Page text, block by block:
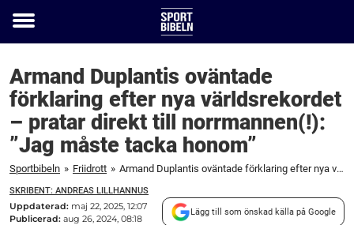
Toggle
Armand Duplantis oväntade
förklaring efter nya världsrekordet
– pratar direkt till norrmannen(!):
”Jag måste tacka honom”
Sportbibeln » Friidrott » Armand Duplantis oväntade förklaring efter nya världsrekordet – pratar direkt till norrmannen(!): ”Jag måste tacka honom”
SKRIBENT: ANDREAS LILLHANNUS
Uppdaterad: maj 22, 2025, 12:07
Publicerad: aug 26, 2024, 08:18
Lägg till som önskad källa på Google